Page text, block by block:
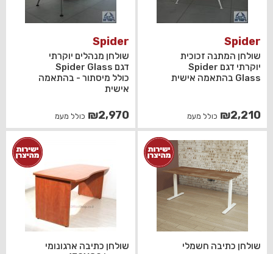
Spider
שולחן המתנה זכוכית
יוקרתי דגם Spider
Glass בהתאמה אישית
₪2,210 כולל מעמ
Spider
שולחן מנהלים יוקרתי
דגם Spider Glass
כולל מיסתור - בהתאמה
אישית
₪2,970 כולל מעמ
שולחן כתיבה חשמלי
שולחן כתיבה ארגונומי